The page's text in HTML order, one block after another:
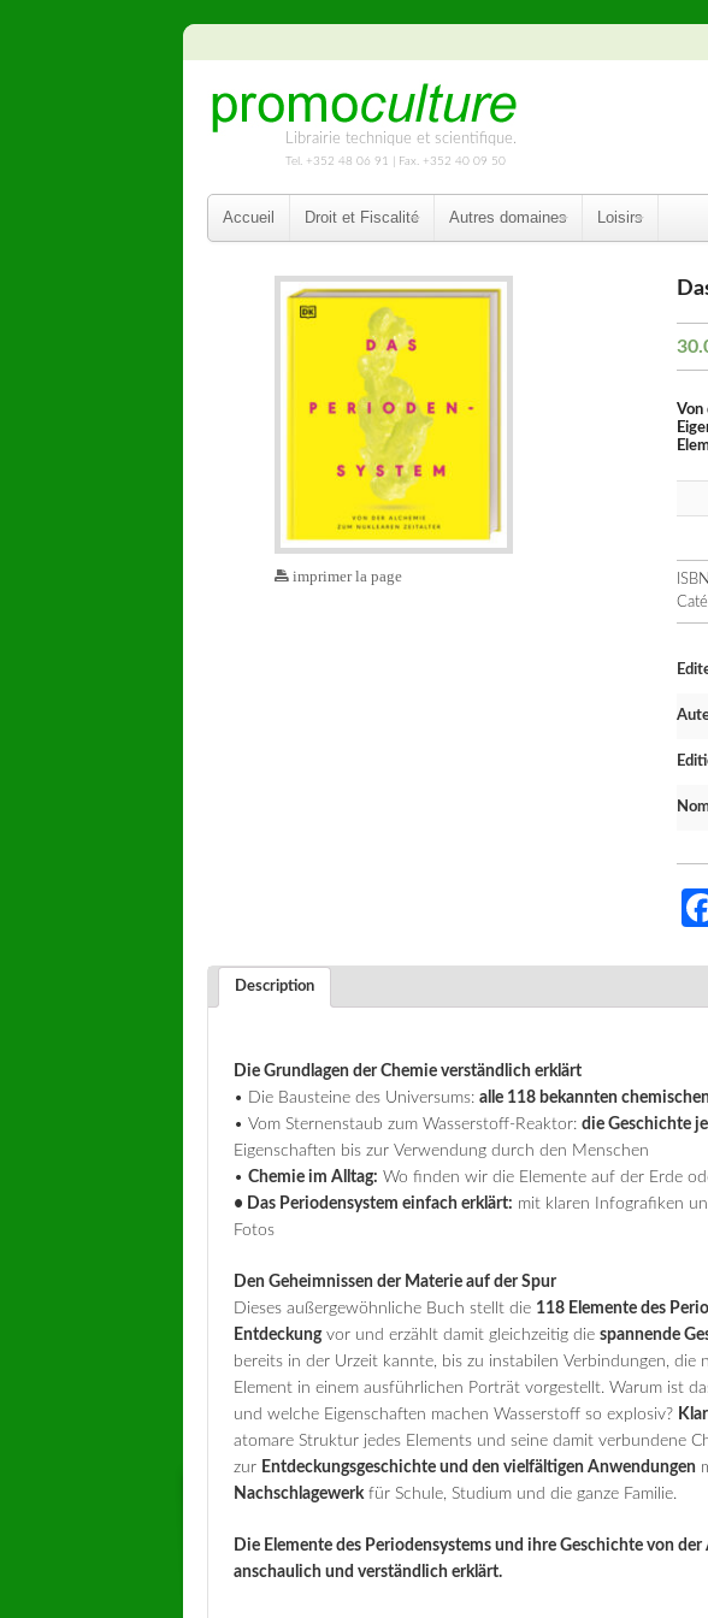
Librairie technique et scientifique.
Tel. +352 48 06 91 | Fax. +352 40 09 50
Accueil Droit et Fiscalité Autres domaines Loisirs
imprimer la page
Von
Description
Die Grundlagen der Chemie verständlich erklärt
• Die Bausteine des Universums:alle 118 bekannten
• Vom Sternenstaub zum Wasserstoff-Reaktor:die Geschichte
Eigenschaften bis zur Verwendung durch den Menschen
•Chemie im Alltag: Wo finden wir die Elemente auf der Erde
• Das Periodensystem einfach erklärt: mit klaren Infografiken
Fotos
Den Geheimnissen der Materie auf der Spur
Dieses außergewöhnliche Buch stellt die 118 Elemente des
Entdeckungvor und erzählt damit gleichzeitig diespannende
bereits in der Urzeit kannte, bis zu instabilen Verbindungen, die
Element in einem ausführlichen Porträt vorgestellt. Warum ist
und welche Eigenschaften machen Wasserstoff so explosiv?
atomare Struktur jedes Elements und seine damit verbundene
zur Entdeckungsgeschichte und den vielfältigen Anwendungen
Nachschlagewerk für Schule, Studium und die ganze Familie.
Die Elemente des Periodensystems und ihre Geschichte von
anschaulich und verständlich erklärt.